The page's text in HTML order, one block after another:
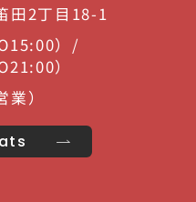
田2丁目18-1
）/
）
）